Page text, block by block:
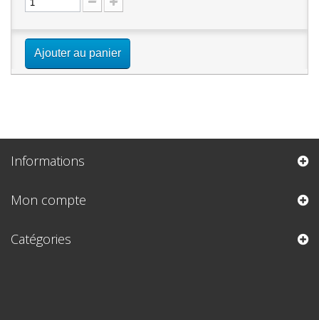
Ajouter au panier
Informations
Mon compte
Catégories